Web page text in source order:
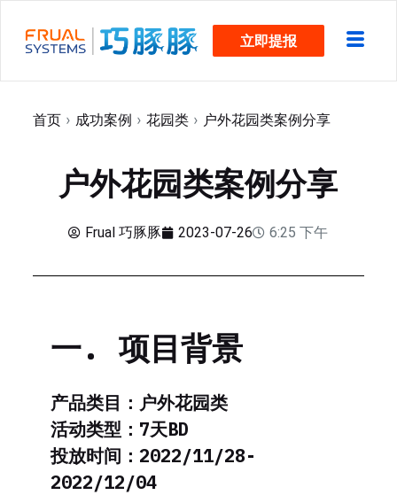
过
立即提报
首页 › 成功案例 › 花园类 › 户外花园类案例分享
户外花园类案例分享
Frual 巧豚豚 2023-07-26 6:25 下午
一. 项目背景
产品类目：户外花园类
活动类型：7天BD
投放时间：2022/11/28-
2022/12/04